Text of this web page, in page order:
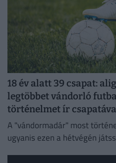
18 év alatt 39 csapat:
legtöbbet vándorló
történelmet ír
A "vándormadár" most
ugyanis ezen a hétvégén